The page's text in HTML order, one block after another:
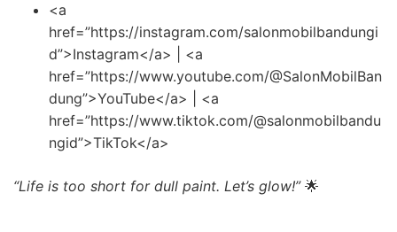
<a
href=”https://instagram.com/salonmobilbandungi
d”>Instagram</a> | <a
href=”https://www.youtube.com/@SalonMobilBan
dung”>YouTube</a> | <a
href=”https://www.tiktok.com/@salonmobilbandu
ngid”>TikTok</a>
“Life is too short for dull paint. Let’s glow!”🌟